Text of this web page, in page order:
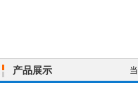
产品展示